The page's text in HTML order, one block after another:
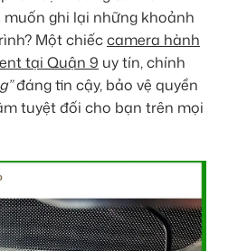
ghi lại những khoảnh
Một chiếccamera hành
tại Quận 9 uy tín, chính
đáng tin cậy, bảo vệ quyền
tuyệt đối cho bạn trên mọi